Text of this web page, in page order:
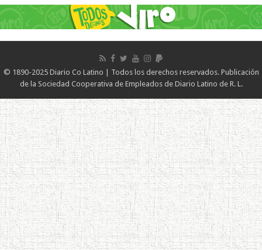
© 1890-2025 Diario Co Latino | Todos los derechos reservados. Publicación
de la Sociedad Cooperativa de Empleados de Diario Latino de R. L.